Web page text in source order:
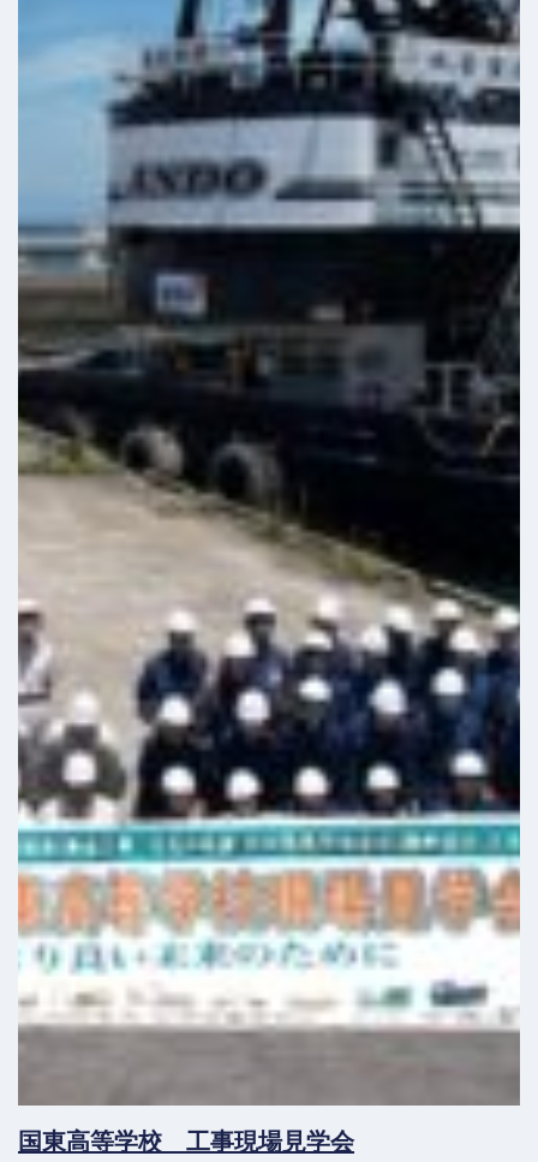
国東高等学校 工事現場見学会